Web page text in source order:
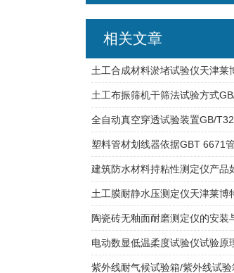
相关文章
土工布振筛机干筛法试验方式
塑料管材划线器依据GBT 6671
建筑防水材料持粘性测定仪产品
陶瓷砖无釉面耐磨测定仪的安装
电动数显低温柔度试验仪试验原